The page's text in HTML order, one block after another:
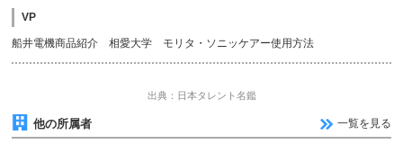
VP
船井電機商品紹介 相愛大学 モリタ・ソニッケアー使用方法
出典：日本タレント名鑑
他の所属者 一覧を見る